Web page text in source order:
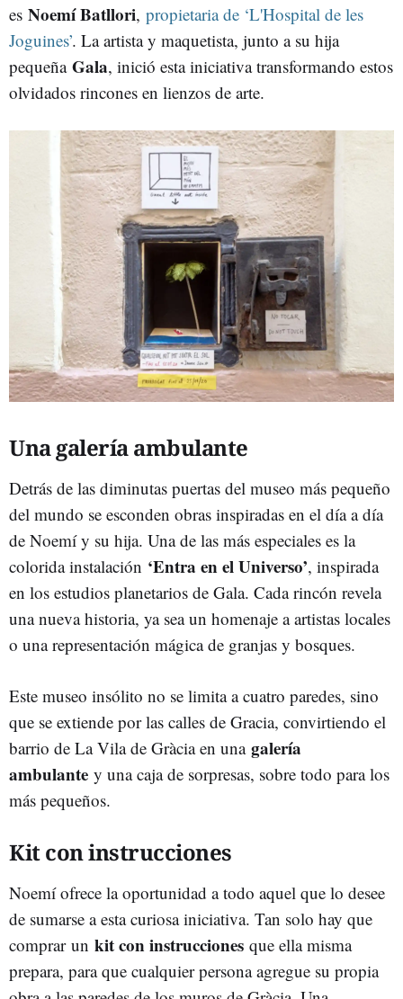
es Noemí Batllori, propietaria de ‘L'Hospital de les
Joguines’. La artista y maquetista, junto a su hija
pequeña Gala, inició esta iniciativa transformando estos
olvidados rincones en lienzos de arte.
Unagalería ambulante
Detrás de las diminutas puertas del museo más pequeño
del mundo se esconden obras inspiradas en el día a día
de Noemí y su hija. Una de las más especiales es la
colorida instalación ‘Entra en el Universo’, inspirada
en los estudios planetarios de Gala. Cada rincón revela
una nueva historia, ya sea un homenaje a artistas locales
o una representación mágica de granjas y bosques.
Este museo insólito no se limita a cuatro paredes, sino
que se extiende por las calles de Gracia, convirtiendo el
barrio de La Vila de Gràcia en una galería
ambulante y una caja de sorpresas, sobre todo para los
más pequeños.
Kit con instrucciones
Noemí ofrece la oportunidad a todo aquel que lo desee
de sumarse a esta curiosa iniciativa. Tan solo hay que
comprar un kit con instrucciones que ella misma
prepara, para que cualquier persona agregue su propia